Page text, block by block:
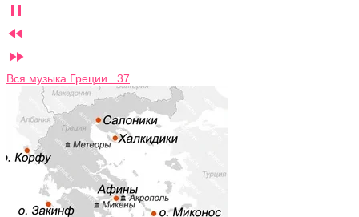



Вся музыка Греции 37